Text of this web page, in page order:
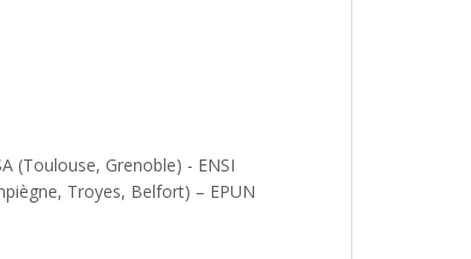
(Toulouse, Grenoble) - ENSI
Troyes, Belfort) – EPUN